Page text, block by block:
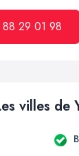
29 01 98
villes de